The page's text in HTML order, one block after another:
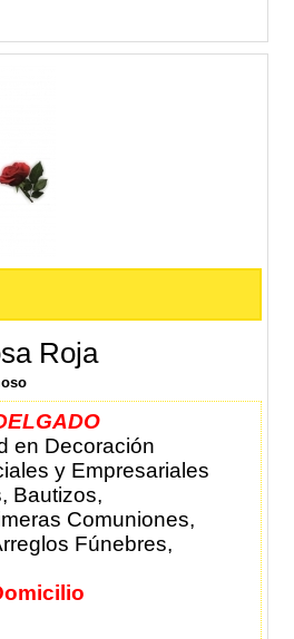
Roja
en Decoración
y Empresariales
Bautizos,
Comuniones,
Fúnebres,